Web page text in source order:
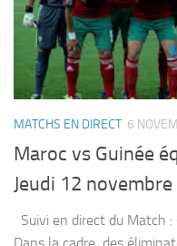
MATCHS EN DIRECT 6
Maroc vs Guinée
Jeudi 12
Suivi en direct du Match